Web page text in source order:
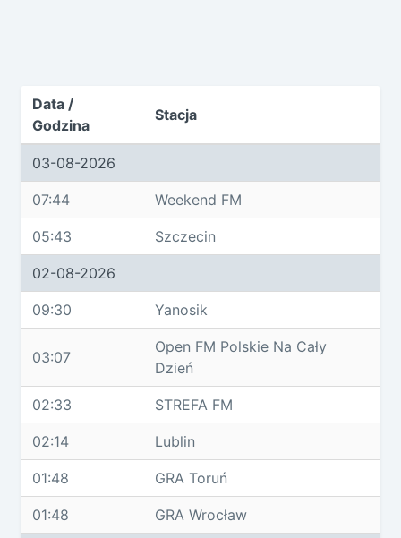
Data /
Godzina
Stacja
03-08-2026
07:44 Weekend FM
05:43 Szczecin
02-08-2026
09:30 Yanosik
03:07
Open FM Polskie Na Cały
Dzień
02:33 STREFA FM
02:14 Lublin
01:48 GRA Toruń
01:48 GRA Wrocław